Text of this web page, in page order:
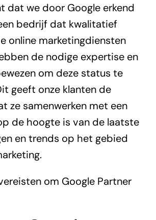
dat we door Google erkend
bedrijf dat kwalitatief
online marketingdiensten
de nodige expertise en
om deze status te
geeft onze klanten de
ze samenwerken met een
de hoogte is van de laatste
en trends op het gebied
om Google Partner